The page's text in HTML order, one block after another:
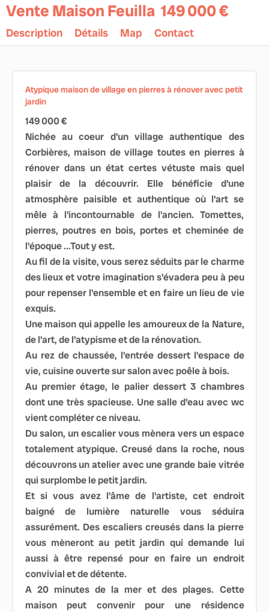
Vente Maison Feuilla 149 000 €
Description Détails Map Contact
Atypique maison de village en pierres à rénover avec petit
jardin
149 000 €
Nichée au coeur d'un village authentique des
Corbières, maison de village toutes en pierres à
rénover dans un état certes vétuste mais quel
plaisir de la découvrir. Elle bénéficie d'une
atmosphère paisible et authentique où l'art se
mêle à l'incontournable de l'ancien. Tomettes,
pierres, poutres en bois, portes et cheminée de
l'époque ...Tout y est.
Au fil de la visite, vous serez séduits par le charme
des lieux et votre imagination s'évadera peu à peu
pour repenser l'ensemble et en faire un lieu de vie
exquis.
Une maison qui appelle les amoureux de la Nature,
de l'art, de l'atypisme et de la rénovation.
Au rez de chaussée, l'entrée dessert l'espace de
vie, cuisine ouverte sur salon avec poêle à bois.
Au premier étage, le palier dessert 3 chambres
dont une très spacieuse. Une salle d'eau avec wc
vient compléter ce niveau.
Du salon, un escalier vous mènera vers un espace
totalement atypique. Creusé dans la roche, nous
découvrons un atelier avec une grande baie vitrée
qui surplombe le petit jardin.
Et si vous avez l'âme de l'artiste, cet endroit
baigné de lumière naturelle vous séduira
assurément. Des escaliers creusés dans la pierre
vous mèneront au petit jardin qui demande lui
aussi à être repensé pour en faire un endroit
convivial et de détente.
A 20 minutes de la mer et des plages. Cette
maison peut convenir pour une résidence